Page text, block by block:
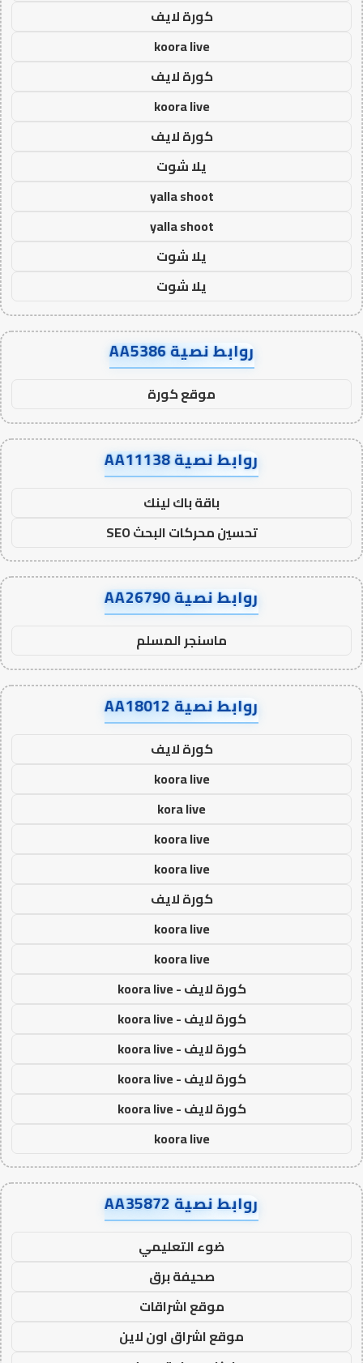
كورة لايف
koora live
كورة لايف
koora live
كورة لايف
يلا شوت
yalla shoot
yalla shoot
يلا شوت
يلا شوت
روابط نصية AA5386
موقع كورة
روابط نصية AA11138
باقة باك لينك
تحسين محركات البحث SEO
روابط نصية AA26790
ماسنجر المسلم
روابط نصية AA18012
كورة لايف
koora live
kora live
koora live
koora live
كورة لايف
koora live
koora live
كورة لايف - koora live
كورة لايف - koora live
كورة لايف - koora live
كورة لايف - koora live
كورة لايف - koora live
koora live
روابط نصية AA35872
ضوء التعليمي
صحيفة برق
موقع اشراقات
موقع اشراق اون لاين